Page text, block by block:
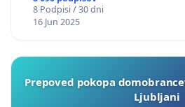
8 Podpisi / 30 dni
16 Jun 2025
Prepoved pokopa
Ljubljani